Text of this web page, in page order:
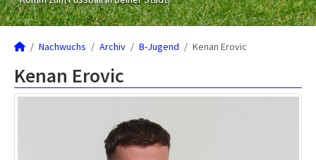
Nachwuchs Archiv B-Jugend Kenan Erovic
Kenan Erovic